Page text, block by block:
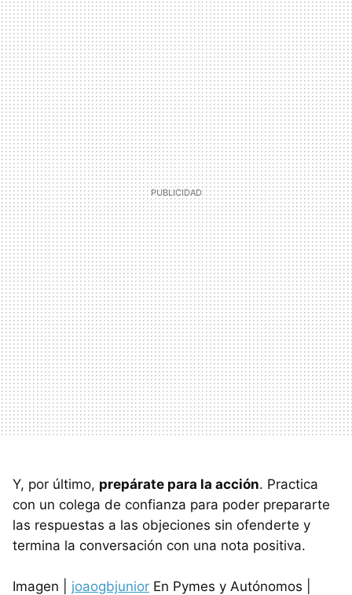
Y, por último, prepárate para la acción. Practica
con un colega de confianza para poder prepararte
las respuestas a las objeciones sin ofenderte y
termina la conversación con una nota positiva.
Imagen | joaogbjunior En Pymes y Autónomos |